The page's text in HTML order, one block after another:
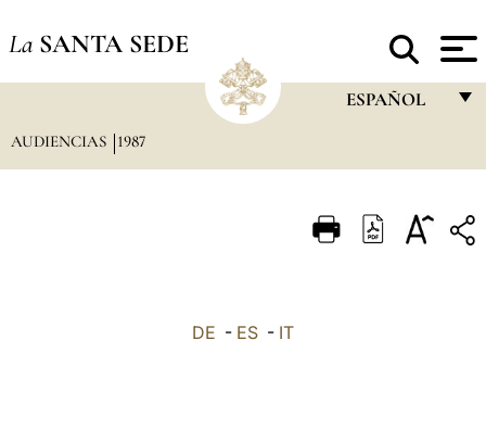
La SANTA SEDE
ESPAÑOL
ITALIANO
AUDIENCIAS 1987
DE - ES - IT